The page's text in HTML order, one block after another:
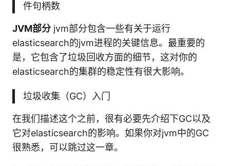
件句柄数
JVM部分 jvm部分包含一些有关于运行
elasticsearch的jvm进程的关键信息。最重要的
是，它包含了垃圾回收方面的细节，这对你的
elasticsearch的集群的稳定性有很大影响。
垃圾收集（GC）入门
在我们描述这个之前，很有必要先介绍下GC以及
它对elasticsearch的影响。如果你对jvm中的GC
很熟悉，可以跳过这一章。